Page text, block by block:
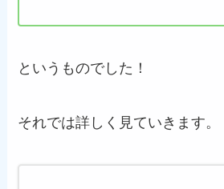
というものでした！
それでは詳しく見ていきます。